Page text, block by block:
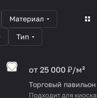
Материал
Тип
от 25 000 ₽/м²
Торговый
Подходит для киоска